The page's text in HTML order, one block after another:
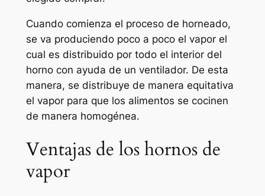
Cuando comienza el proceso de horneado,
se va produciendo poco a poco el vapor el
cual es distribuido por todo el interior del
horno con ayuda de un ventilador. De esta
manera, se distribuye de manera equitativa
el vapor para que los alimentos se cocinen
de manera homogénea.
Ventajas de los hornos de
vapor